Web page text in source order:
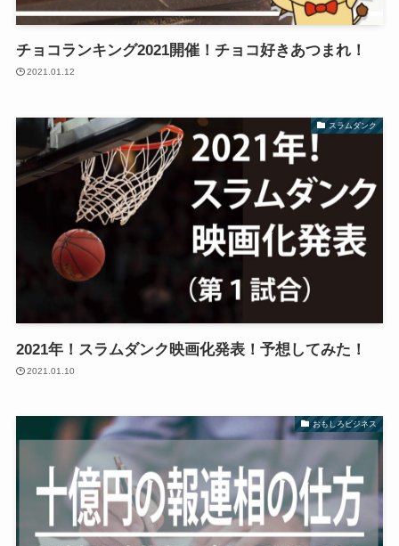
チョコランキング2021開催！チョコ好きあつまれ！
2021.01.12
スラムダンク
2021年！スラムダンク映画化発表！予想してみた！
2021.01.10
おもしろビジネス